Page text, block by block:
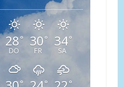
28°
DO
30 °
FR
34°
SA
° ° °